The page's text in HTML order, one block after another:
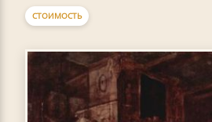
СТОИМОСТЬ